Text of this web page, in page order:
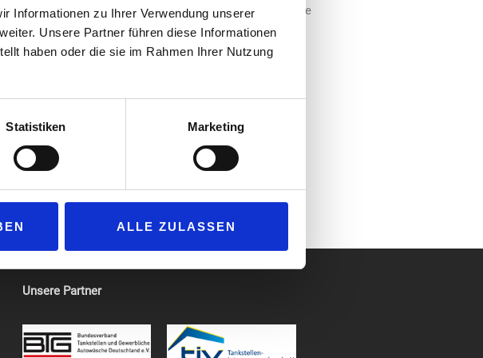
Informationen zu Ihrer Verwendung unserer
Unsere Partner führen diese Informationen
haben oder die sie im Rahmen Ihrer Nutzung
Statistiken Marketing
ALLE ZULASSEN
Verordnung von der Verpflichtung befreit, zusätzliche
Verordnung veröffentlicht wurden und keine
gering ein. Enthält ein Magazin Beigaben, die spezielle
und Rückverfolgbarkeit ausgestattet ist.
Bedarf schnell sowie gezielt reagieren.
stetig zu erhöhen. Wenn Sie Bedenken bezüglich
redaktion@medialog.de
Unsere Partner